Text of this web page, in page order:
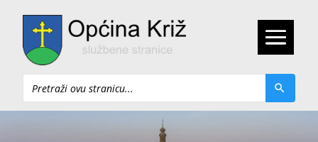
Pretraži